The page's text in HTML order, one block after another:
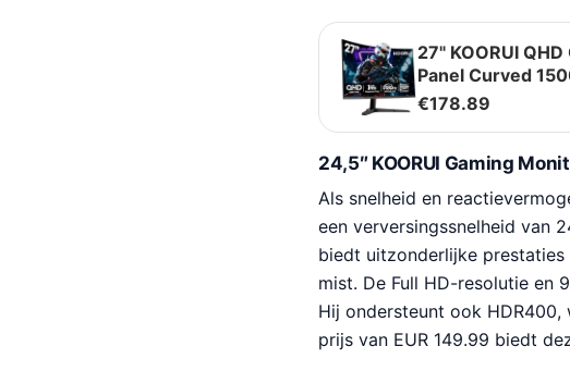
27" KOORUI
Panel Curved
€178.89
24,5″ KOORUI Gaming
Als snelheid en
een verversingssnelheid van
biedt uitzonderlijke
mist. De Full HD-resolutie en
Hij ondersteunt ook
prijs van EUR 149.99 biedt